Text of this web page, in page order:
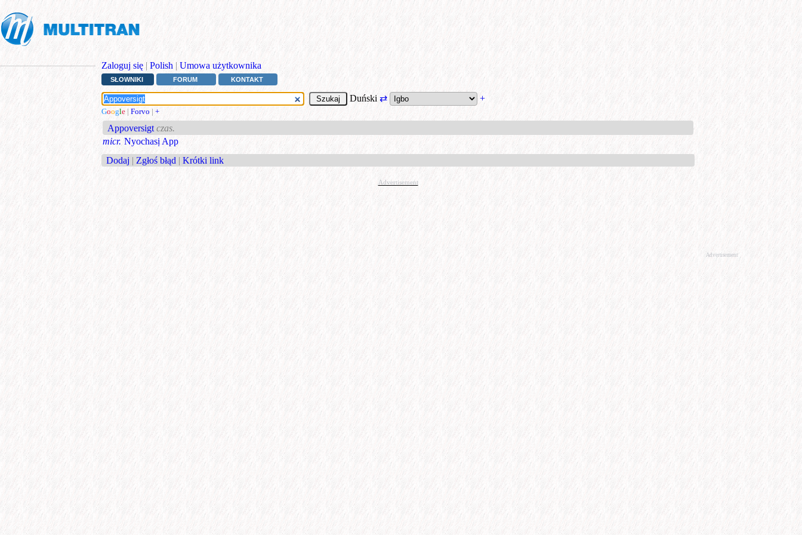
Zaloguj się | Polish | Umowa użytkownika
SŁOWNIKI FORUM KONTAKT
Duński⇄ +
Google | Forvo | +
Appoversigt czas.
micr. Nyochasị App
Dodaj | Zgłoś błąd | Krótki link
Advertisement
Advertisement